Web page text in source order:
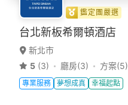
鑑定團嚴選
台北新板希爾頓酒店
新北市
5 (3) 廳房(3) 方案(5)
專業服務 夢想成真 幸福起點